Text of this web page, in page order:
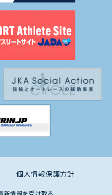
個人情報保護方針